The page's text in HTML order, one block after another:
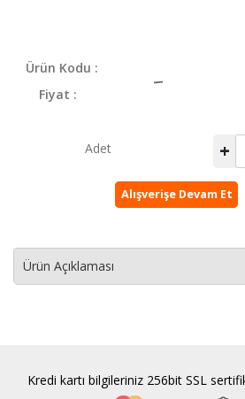
Salamura
Zeytin
Toplama
Üretim
Kalibre
Ürün Kodu :
Fiyat :
Adet +
Alışverişe Devam Et
Ürün Açıklaması
Kredi kartı bilgileriniz 256bit SSL